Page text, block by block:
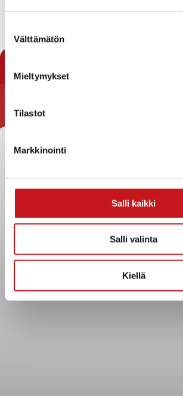
valinta
Välttämätön
Mieltymykset
Tilastot
Markkinointi
Salli kaikki
Salli valinta
Kiellä
Rautalammin kunta
Kuntainfo
Asiakirjajulkisuuskuvaus
Evästeet
Tietosuoja
Tietopyyntö